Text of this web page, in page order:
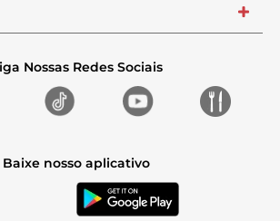
+
Nossas Redes Sociais
Baixe nosso aplicativo